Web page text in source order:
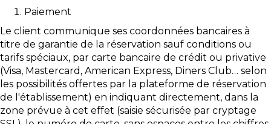
Paiement
Le client communique ses coordonnées bancaires à
titre de garantie de la réservation sauf conditions ou
tarifs spéciaux, par carte bancaire de crédit ou privative
(Visa, Mastercard, American Express, Diners Club… selon
les possibilités offertes par la plateforme de réservation
de l'établissement) en indiquant directement, dans la
zone prévue à cet effet (saisie sécurisée par cryptage